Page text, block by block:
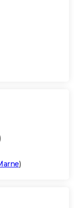
)